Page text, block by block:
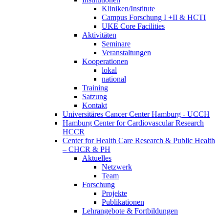
Kliniken/Institute
Campus Forschung I +II & HCTI
UKE Core Facilities
Aktivitäten
Seminare
Veranstaltungen
Kooperationen
lokal
national
Training
Satzung
Kontakt
Universitäres Cancer Center Hamburg - UCCH
Hamburg Center for Cardiovascular Research
HCCR
Center for Health Care Research & Public Health
– CHCR & PH
Aktuelles
Netzwerk
Team
Forschung
Projekte
Publikationen
Lehrangebote & Fortbildungen